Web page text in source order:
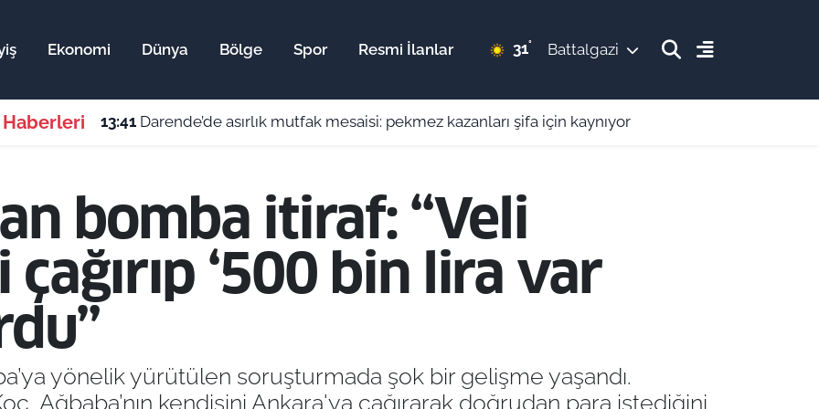
Ekonomi Dünya Bölge Spor Resmi İlanlar 31° Battalgazi
Haberleri 13:41 Darende’de asırlık mutfak mesaisi: pekmez kazanları şifa için kaynıyor
bomba itiraf: “Veli
‘500 bin lira var
yönelik yürütülen soruşturmada şok bir gelişme yaşandı.
Ağbaba’nın kendisini Ankara'ya çağırarak doğrudan para istediğini